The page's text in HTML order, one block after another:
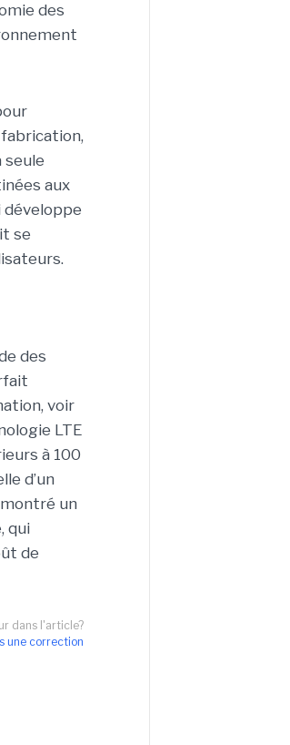
des
seule
aux
développe
se
des
voir
LTE
à 100
d’un
un
qui
de
dans l'article?
une correction